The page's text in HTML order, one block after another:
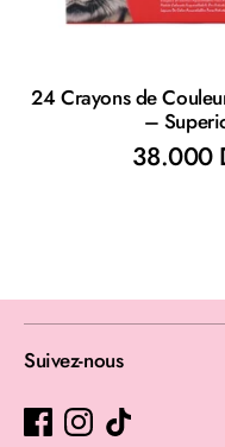
24 Crayons de
–
38.000
Suivez-nous